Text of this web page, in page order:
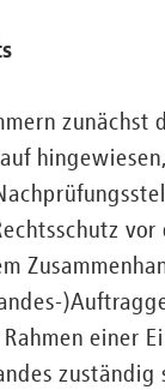
Rahmen einer